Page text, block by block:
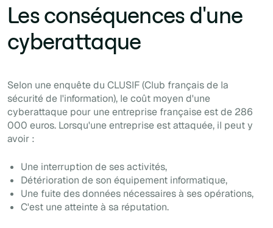
Les conséquences d'une
cyberattaque
Selon une enquête du CLUSIF (Club français de la
sécurité de l'information), le coût moyen d'une
cyberattaque pour une entreprise française est de 286
000 euros. Lorsqu'une entreprise est attaquée, il peut y
avoir :
Une interruption de ses activités,
Détérioration de son équipement informatique,
Une fuite des données nécessaires à ses opérations,
C'est une atteinte à sa réputation.